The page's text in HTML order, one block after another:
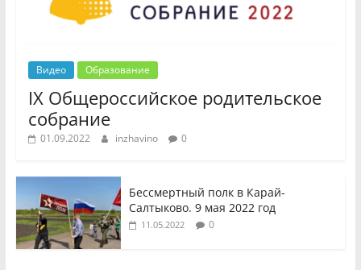
Видео Образование
IX Общероссийское родительское
собрание
01.09.2022 inzhavino 0
Бессмертный полк в Карай-
Салтыково. 9 мая 2022 год
11.05.2022 0